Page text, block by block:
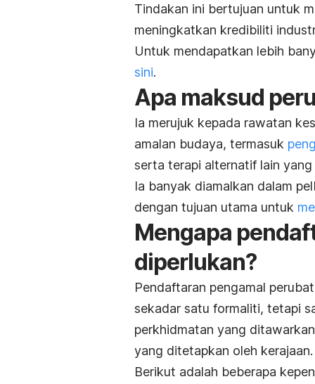
Tindakan ini bertujuan untuk
meningkatkan kredibiliti
Untuk mendapatkan lebih
sini.
Apa maksud
Ia merujuk kepada rawatan
amalan budaya, termasuk
serta terapi alternatif lain
Ia banyak diamalkan dalam
dengan tujuan utama untuk
Mengapa
diperlukan?
Pendaftaran pengamal
sekadar satu formaliti, tetapi
perkhidmatan yang
yang ditetapkan oleh kerajaan.
Berikut adalah beberapa